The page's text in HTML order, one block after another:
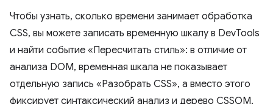
Чтобы узнать, сколько времени занимает обработка
CSS, вы можете записать временную шкалу в DevTools
и найти событие «Пересчитать стиль»: в отличие от
анализа DOM, временная шкала не показывает
отдельную запись «Разобрать CSS», а вместо этого
фиксирует синтаксический анализ и дерево CSSOM.